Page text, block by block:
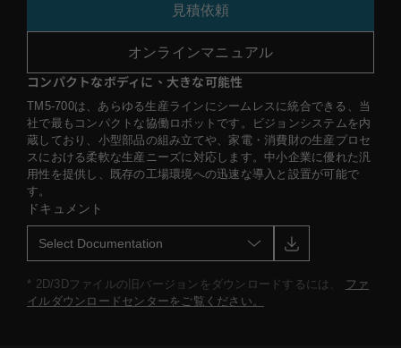
見積依頼
オンラインマニュアル
コンパクトなボディに、大きな可能性
TM5-700は、あらゆる生産ラインにシームレスに統合できる、当
社で最もコンパクトな協働ロボットです。ビジョンシステムを内
蔵しており、小型部品の組み立てや、家電・消費財の生産プロセ
スにおける柔軟な生産ニーズに対応します。中小企業に優れた汎
用性を提供し、既存の工場環境への迅速な導入と設置が可能で
す。
ドキュメント
* 2D/3Dファイルの旧バージョンをダウンロードするには、
ファ
イルダウンロードセンターをご覧ください。